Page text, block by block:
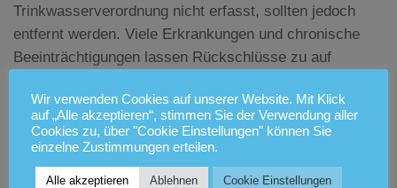
Trinkwasserverordnung nicht erfasst, sollten jedoch
entfernt werden. Viele Erkrankungen und chronische
Beeinträchtigungen lassen Rückschlüsse zu auf
Wir verwenden Cookies auf unserer Website. Mit Klick
auf „Alle akzeptieren“, stimmen Sie der Verwendung aller
Cookies zu, über "Cookie Einstellungen" können Sie
einzelne Zustimmungen erteilen.
Alle akzeptieren Ablehnen Cookie Einstellungen